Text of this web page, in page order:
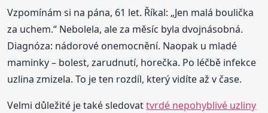
Vzpomínám si na pána, 61 let. Říkal: „Jen malá boulička
za uchem.“ Nebolela, ale za měsíc byla dvojnásobná.
Diagnóza: nádorové onemocnění. Naopak u mladé
maminky – bolest, zarudnutí, horečka. Po léčbě infekce
uzlina zmizela. To je ten rozdíl, který vidíte až v čase.
Velmi důležité je také sledovattvrdé nepohyblivé uzliny